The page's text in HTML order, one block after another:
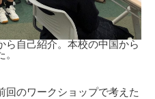
ら自己紹介。本校の中国から
回のワークショップで考えた